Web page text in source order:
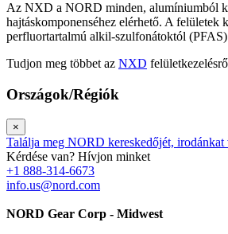
Az NXD a NORD minden, alumíniumból
hajtáskomponenséhez elérhető. A felületek
perfluortartalmú alkil-szulfonátoktól (PFAS)
Tudjon meg többet az NXD
Országok/Régiók
×
Találja meg NORD kereskedőjét, irodánkat
Kérdése van? Hívjon minket
+1 888-314-6673
info.us@nord.com
NORD Gear Corp - Midwest